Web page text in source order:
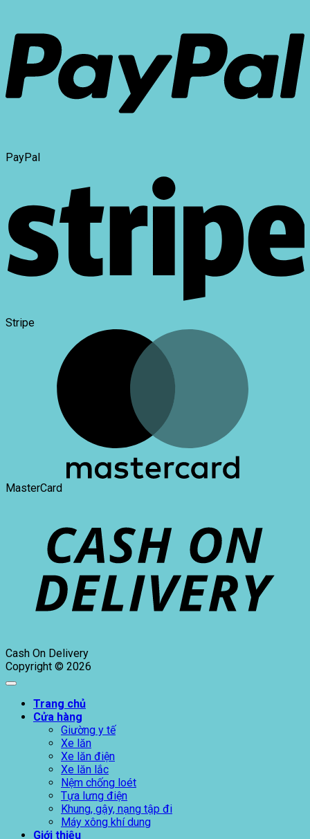
PayPal
Stripe
MasterCard
Cash On Delivery
Copyright © 2026
Trang chủ
Cửa hàng
Giường y tế
Xe lăn
Xe lăn điện
Xe lăn lắc
Nệm chống loét
Tựa lưng điện
Khung, gậy, nạng tập đi
Máy xông khí dung
Giới thiệu